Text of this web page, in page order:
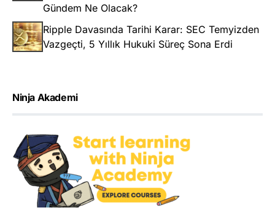
Gündem Ne Olacak?
Ripple Davasında Tarihi Karar: SEC Temyizden
Vazgeçti, 5 Yıllık Hukuki Süreç Sona Erdi
Ninja Akademi